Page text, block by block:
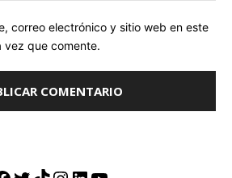
correo electrónico y sitio web en este
vez que comente.